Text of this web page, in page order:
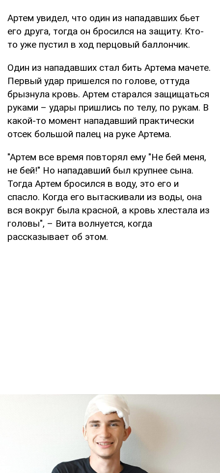
Артем увидел, что один из нападавших бьет
его друга, тогда он бросился на защиту. Кто-
то уже пустил в ход перцовый баллончик.
Один из нападавших стал бить Артема мачете.
Первый удар пришелся по голове, оттуда
брызнула кровь. Артем старался защищаться
руками – удары пришлись по телу, по рукам. В
какой-то момент нападавший практически
отсек большой палец на руке Артема.
"Артем все время повторял ему "Не бей меня,
не бей!" Но нападавший был крупнее сына.
Тогда Артем бросился в воду, это его и
спасло. Когда его вытаскивали из воды, она
вся вокруг была красной, а кровь хлестала из
головы", – Вита волнуется, когда
рассказывает об этом.